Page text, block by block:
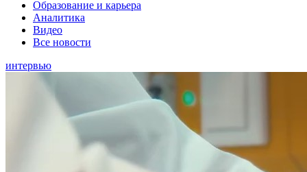
Образование и карьера
Аналитика
Видео
Все новости
интервью